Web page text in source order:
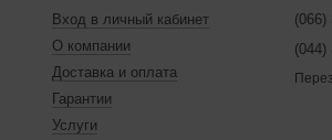
Вход в личный кабинет
О компании
Доставка и оплата
Гарантии
Услуги
(066)
(044)